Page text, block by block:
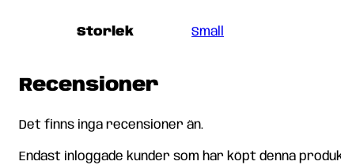
Storlek Small
Recensioner
Det finns inga recensioner än.
Endast inloggade kunder som har köpt denna